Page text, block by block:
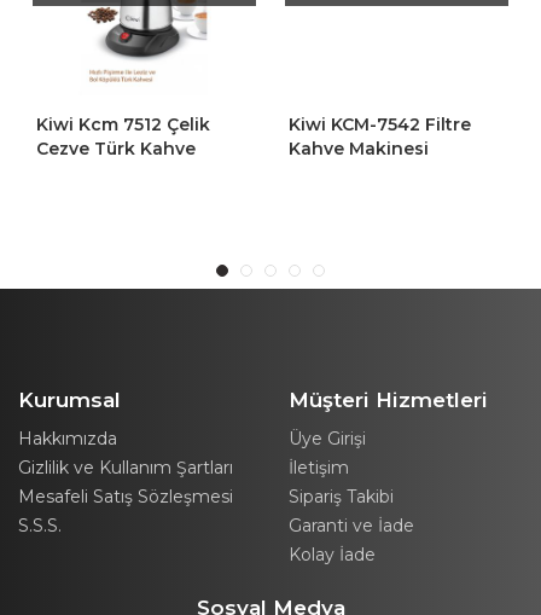
Kiwi Kcm 7512 Çelik
Cezve Türk Kahve
Kiwi KCM-7542 Filtre
Kahve Makinesi
Kurumsal
Hakkımızda
Gizlilik ve Kullanım Şartları
Mesafeli Satış Sözleşmesi
S.S.S.
Müşteri Hizmetleri
Üye Girişi
İletişim
Sipariş Takibi
Garanti ve İade
Kolay İade
Sosyal Medya